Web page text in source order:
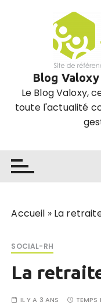
Blog
Le Blog Valoxy,
toute l'actualité
Accueil » La
SOCIAL-RH
La
IL Y A 3 ANS TEMPS